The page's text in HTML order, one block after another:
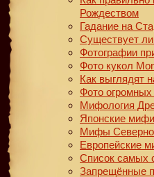
Рождеством
Гадание на
Существует
Фотографии
Фото кукол
Как выглядят
Фото огромных
Мифология
Японские
Мифы
Европейские
Список самых
Запрещённые